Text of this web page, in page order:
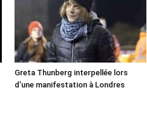
Greta Thunberg interpellée lors
d’une manifestation à Londres